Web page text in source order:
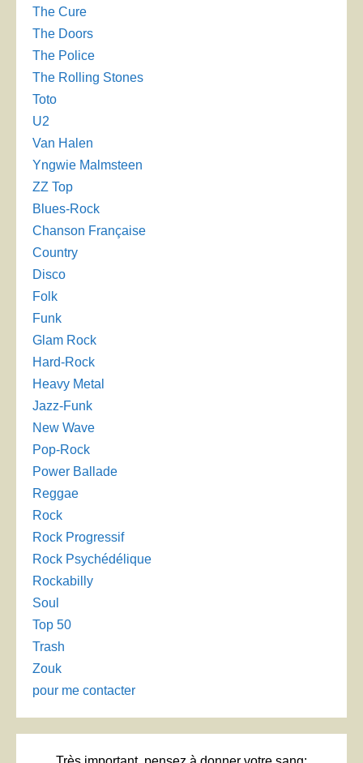
The Cure
The Doors
The Police
The Rolling Stones
Toto
U2
Van Halen
Yngwie Malmsteen
ZZ Top
Blues-Rock
Chanson Française
Country
Disco
Folk
Funk
Glam Rock
Hard-Rock
Heavy Metal
Jazz-Funk
New Wave
Pop-Rock
Power Ballade
Reggae
Rock
Rock Progressif
Rock Psychédélique
Rockabilly
Soul
Top 50
Trash
Zouk
pour me contacter